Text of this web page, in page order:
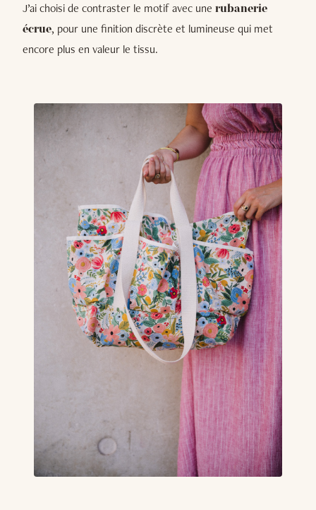
J’ai choisi de contraster le motif avec une rubanerie
écrue, pour une finition discrète et lumineuse qui met
encore plus en valeur le tissu.